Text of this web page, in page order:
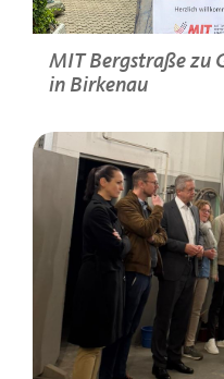
MIT Bergstraße zu
in Birkenau